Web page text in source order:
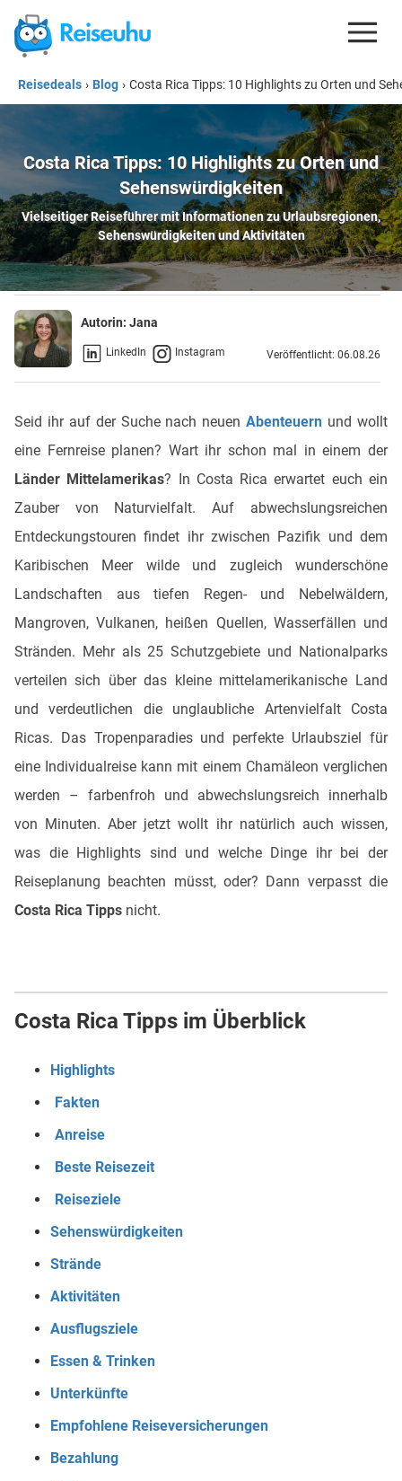
REISEDEALS
GUTSCHEINE
KREDITKARTEN
ESIM
REISEBLOG
Reisedeals › Blog › Costa Rica Tipps: 10 Highlights zu Orten und
Costa Rica Tipps: 10 Highlights zu Orten und
Sehenswürdigkeiten
Vielseitiger Reiseführer mit Informationen zu Urlaubsregionen,
Sehenswürdigkeiten und Aktivitäten
Autorin: Jana
LinkedIn Instagram Veröffentlicht: 06.08.26
Seid ihr auf der Suche nach neuenAbenteuern und wollt
eine Fernreise planen? Wart ihr schon mal in einem der
Länder Mittelamerikas? In Costa Rica erwartet euch ein
Zauber von Naturvielfalt. Auf abwechslungsreichen
Entdeckungstouren findet ihr zwischen Pazifik und dem
Karibischen Meer wilde und zugleich wunderschöne
Landschaften aus tiefen Regen- und Nebelwäldern,
Mangroven, Vulkanen, heißen Quellen, Wasserfällen und
Stränden. Mehr als 25 Schutzgebiete und Nationalparks
verteilen sich über das kleine mittelamerikanische Land
und verdeutlichen die unglaubliche Artenvielfalt Costa
Ricas. Das Tropenparadies und perfekte Urlaubsziel für
eine Individualreise kann mit einem Chamäleon verglichen
werden – farbenfroh und abwechslungsreich innerhalb
von Minuten. Aber jetzt wollt ihr natürlich auch wissen,
was die Highlights sind und welche Dinge ihr bei der
Reiseplanung beachten müsst, oder? Dann verpasst die
Costa Rica Tipps nicht.
Costa Rica Tipps im Überblick
Highlights
Fakten
Anreise
Beste Reisezeit
Reiseziele
Sehenswürdigkeiten
Strände
Aktivitäten
Ausflugsziele
Essen & Trinken
Unterkünfte
Empfohlene Reiseversicherungen
Bezahlung